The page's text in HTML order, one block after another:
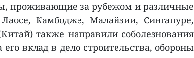
проживающие за рубежом и различные
Камбодже, Малайзии, Сингапуре,
также направили соболезнования
вклад в дело строительства, обороны